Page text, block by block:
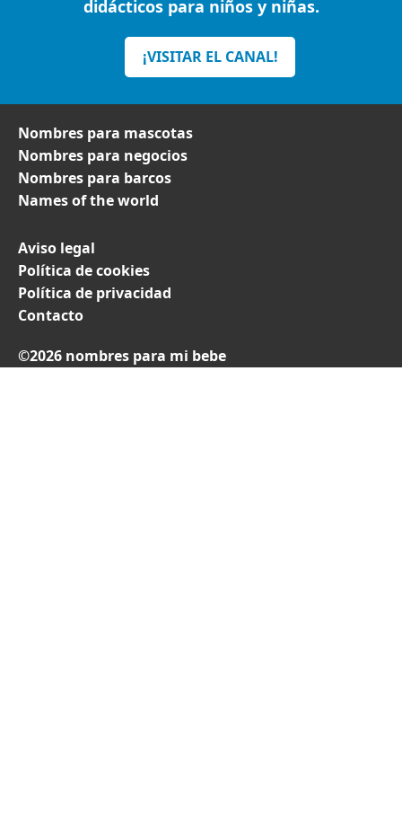
didácticos para niños y niñas.
¡VISITAR EL CANAL!
Nombres para mascotas
Nombres para negocios
Nombres para barcos
Names of the world
Aviso legal
Política de cookies
Política de privacidad
Contacto
©2026 nombres para mi bebe